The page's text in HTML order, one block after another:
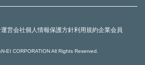
運営会社個人情報保護方針利用規約企業会員
EI CORPORATION All Rights Reserved.